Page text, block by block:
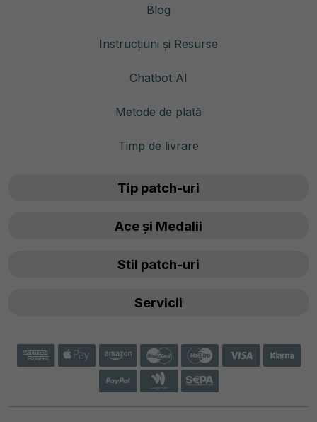
Blog
Instrucțiuni și Resurse
Chatbot AI
Metode de plată
Timp de livrare
Tip patch-uri
Ace și Medalii
Stil patch-uri
Servicii